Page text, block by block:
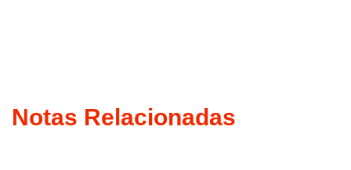
Notas Relacionadas